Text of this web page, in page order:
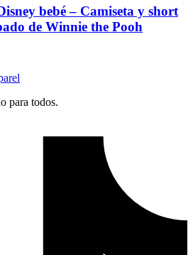
bebé – Camiseta y short
de Winnie the Pooh
para todos.